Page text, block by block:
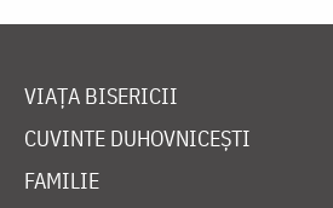
VIAȚA BISERICII
CUVINTE DUHOVNICEȘTI
FAMILIE